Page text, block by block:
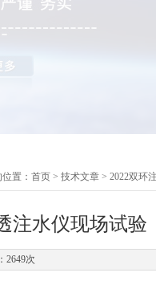
置： 首页 > 技术文章 > 2022双环
注水仪现场试验
2649次